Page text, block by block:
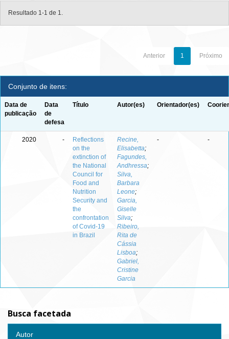
Resultado 1-1 de 1.
Anterior 1 Próximo
Conjunto de itens:
Data de
publicação
Data
de
defesa
Título Autor(es) Orientador(es)
2020 -
Reflections
on the
extinction of
the National
Council for
Food and
Nutrition
Security and
the
confrontation
of Covid-19
in Brazil
Recine,
Elisabetta;
Fagundes,
Andhressa;
Silva,
Barbara
Leone;
Garcia,
Giselle
Silva;
Ribeiro,
Rita de
Cássia
Lisboa;
Gabriel,
Cristine
Garcia
- -
Busca facetada
Autor